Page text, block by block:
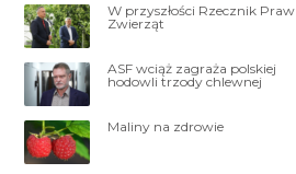
W przyszłości Rzecznik Praw
Zwierząt
ASF wciąż zagraża polskiej
hodowli trzody chlewnej
Maliny na zdrowie